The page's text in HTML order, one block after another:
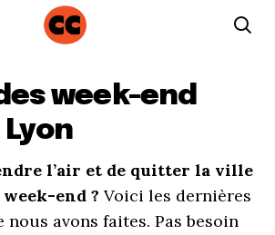
week-end
l’air et de quitter la ville
week-end ? Voici les dernières
nous avons faites. Pas besoin